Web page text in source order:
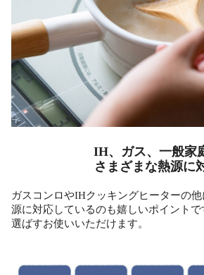
IH、ガス、一般家
さまざまな熱源に
ガスコンロやIHクッキングヒーターの
源に対応しているのも嬉しいポイント
選ばすお使いいただけます。